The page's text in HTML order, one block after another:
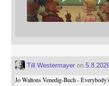
Till Westermayeron
Jo Waltons Venedig-Buch -